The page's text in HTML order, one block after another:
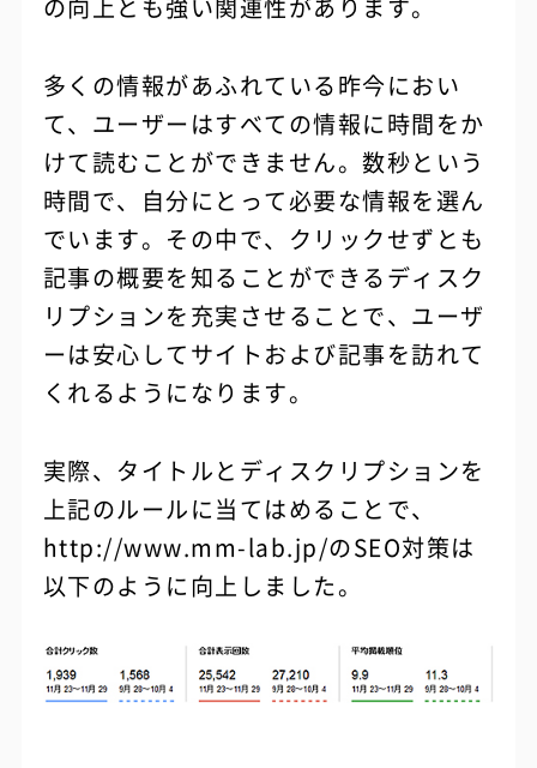
の向上とも強い関連性があります。
多くの情報があふれている昨今におい
て、ユーザーはすべての情報に時間をか
けて読むことができません。数秒という
時間で、自分にとって必要な情報を選ん
でいます。その中で、クリックせずとも
記事の概要を知ることができるディスク
リプションを充実させることで、ユーザ
ーは安心してサイトおよび記事を訪れて
くれるようになります。
実際、タイトルとディスクリプションを
上記のルールに当てはめることで、
http://www.mm-lab.jp/のSEO対策は
以下のように向上しました。